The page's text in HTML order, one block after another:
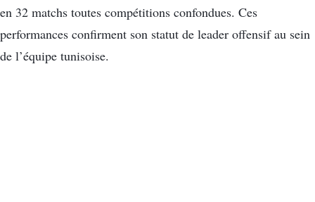
en 32 matchs toutes compétitions confondues. Ces
performances confirment son statut de leader offensif au sein
de l’équipe tunisoise.